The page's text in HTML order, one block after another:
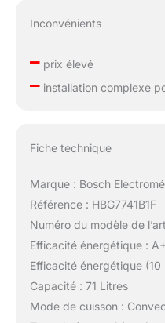
Inconvénients
–prix élevé
–installation complexe
Fiche technique
Marque : Bosch
Référence : HBG7741B1F
Numéro du modèle de
Efficacité énergétique : A+
Efficacité énergétique
Capacité : 71 Litres
Mode de cuisson :